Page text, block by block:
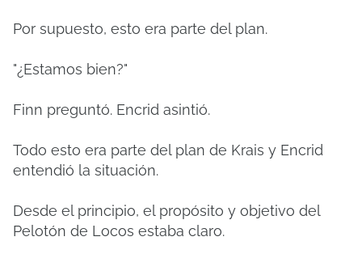
Por supuesto, esto era parte del plan.
"¿Estamos bien?"
Finn preguntó. Encrid asintió.
Todo esto era parte del plan de Krais y Encrid
entendió la situación.
Desde el principio, el propósito y objetivo del
Pelotón de Locos estaba claro.